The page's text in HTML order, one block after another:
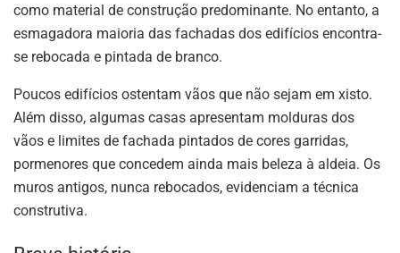
como material de construção predominante. No entanto, a
esmagadora maioria das fachadas dos edifícios encontra-
se rebocada e pintada de branco.
Poucos edifícios ostentam vãos que não sejam em xisto.
Além disso, algumas casas apresentam molduras dos
vãos e limites de fachada pintados de cores garridas,
pormenores que concedem ainda mais beleza à aldeia. Os
muros antigos, nunca rebocados, evidenciam a técnica
construtiva.